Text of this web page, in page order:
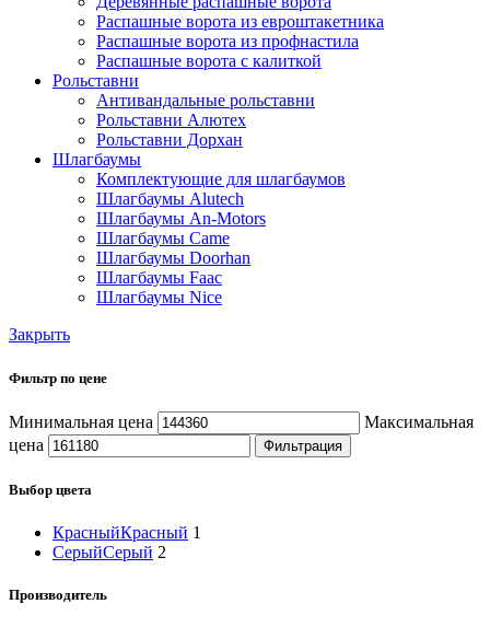
Распашные ворота из евроштакетника
Распашные ворота из профнастила
Распашные ворота с калиткой
Рольставни
Антивандальные рольставни
Рольставни Алютех
Рольставни Дорхан
Шлагбаумы
Комплектующие для шлагбаумов
Шлагбаумы Alutech
Шлагбаумы An-Motors
Шлагбаумы Came
Шлагбаумы Doorhan
Шлагбаумы Faac
Шлагбаумы Nice
Закрыть
Фильтр по цене
Минимальная цена
Максимальная
цена
Фильтрация
Выбор цвета
КрасныйКрасный 1
СерыйСерый 2
Производитель